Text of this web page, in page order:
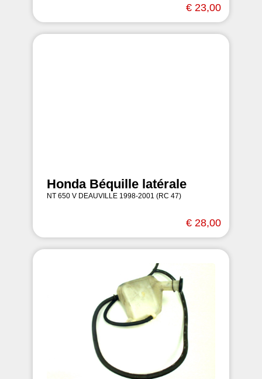
€ 23,00
Honda Béquille latérale
NT 650 V DEAUVILLE 1998-2001 (RC 47)
€ 28,00